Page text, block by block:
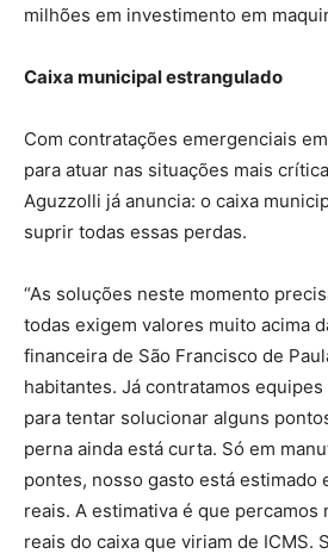
milhões em investimento em
Caixa municipal estrangulado
Com contratações emergenciais
para atuar nas situações mais
Aguzzolli já anuncia: o caixa
suprir todas essas perdas.
“As soluções neste momento
todas exigem valores muito acima
financeira de São Francisco de
habitantes. Já contratamos
para tentar solucionar alguns
perna ainda está curta. Só em
pontes, nosso gasto está estimado
reais. A estimativa é que percamos
reais do caixa que viriam de ICMS.